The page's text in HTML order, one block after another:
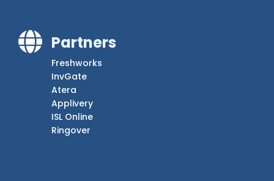
 Partners
Freshworks
InvGate
Atera
Applivery
ISL Online
Ringover